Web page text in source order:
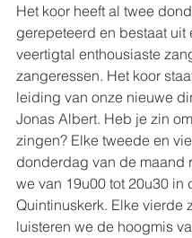
Het koor heeft al twee
gerepeteerd en bestaat uit
veertigtal enthousiaste
zangeressen. Het koor
leiding van onze nieuwe
Jonas Albert. Heb je zin
zingen? Elke tweede en
donderdag van de maand
we van 19u00 tot 20u30 in
Quintinuskerk. Elke vierde
luisteren we de hoogmis